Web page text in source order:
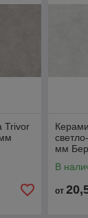
Trivor
мм
В
от